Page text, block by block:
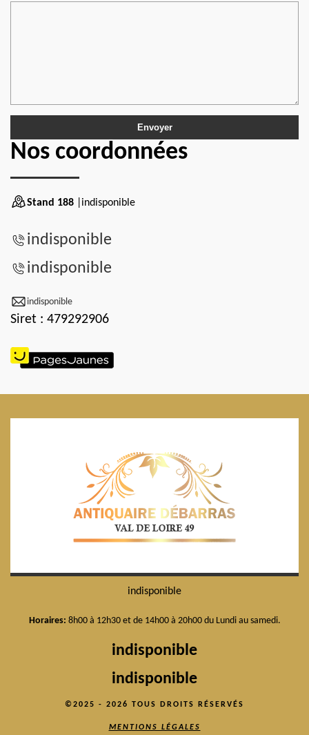
Nos coordonnées
Stand 188 |indisponible
indisponible
indisponible
indisponible
Siret : 479292906
indisponible
Horaires: 8h00 à 12h30 et de 14h00 à 20h00 du Lundi au samedi.
indisponible
indisponible
©2025 - 2026 TOUS DROITS RÉSERVÉS
MENTIONS LÉGALES